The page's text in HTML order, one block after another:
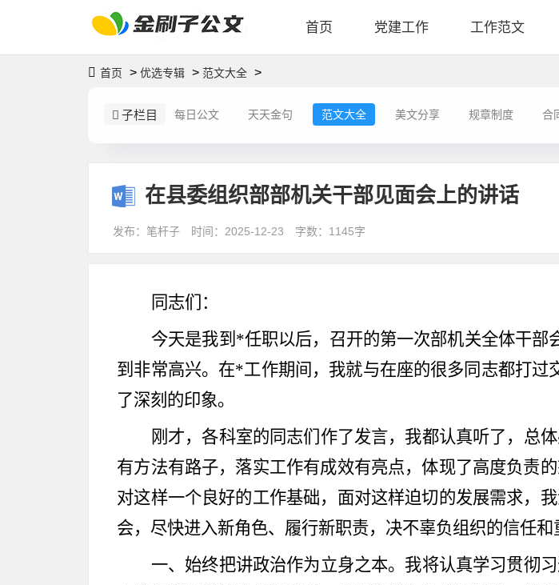
首页 党建工作 工作范文
首页 > 优选专辑 > 范文大全 >
子栏目 每日公文 天天金句 范文大全 美文分享 规章制度 合
在县委组织部部机关干部见面会上的讲话
发布：笔杆子 时间：2025-12-23 字数：1145字
同志们：
今天是我到 *任职以后，召开的第一次部机关全体干
到非常高兴。在*工作期间，我就与在座的很多同志都打
了深刻的印象。
刚才，各科室的同志们作了发言，我都认真听了，总
有方法有路子，落实工作有成效有亮点，体现了高度负责
对这样一个良好的工作基础，面对这样迫切的发展需求，
会，尽快进入新角色、履行新职责，决不辜负组织的信任和
一、始终把讲政治作为立身之本。我将认真学习贯彻